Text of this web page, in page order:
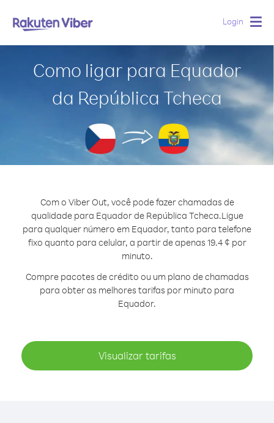
Login
Como ligar para Equador
da República Tcheca
Com o Viber Out, você pode fazer chamadas de
qualidade para Equador de República Tcheca.Ligue
para qualquer número em Equador, tanto para telefone
fixo quanto para celular, a partir de apenas 19.4 ¢ por
minuto.
Compre pacotes de crédito ou um plano de chamadas
para obter as melhores tarifas por minuto para
Equador.
Visualizar tarifas